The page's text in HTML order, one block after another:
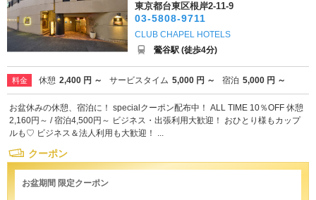
東京都台東区根岸2-11-9
03-5808-9711
CLUB CHAPEL HOTELS
鶯谷駅 (徒歩4分)
料金 休憩 2,400 円 ～ サービスタイム 5,000 円 ～ 宿泊 5,000 円 ～
お盆休みの休憩、宿泊に！ specialクーポン配布中！ ALL TIME 10％OFF 休憩
2,160円～ / 宿泊4,500円～ ビジネス・出張利用大歓迎！ おひとり様もカップ
ルも♡ ビジネス＆法人利用も大歓迎！ ...
クーポン
お盆期間 限定クーポン